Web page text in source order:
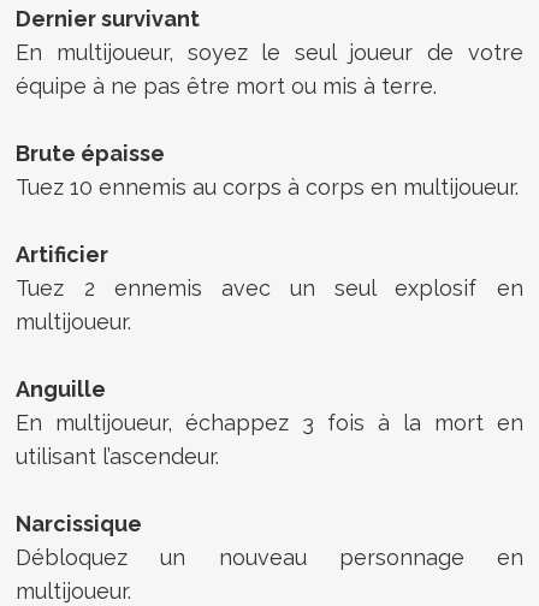
Dernier survivant
En multijoueur, soyez le seul joueur de votre
équipe à ne pas être mort ou mis à terre.
Brute épaisse
Tuez 10 ennemis au corps à corps en multijoueur.
Artificier
Tuez 2 ennemis avec un seul explosif en
multijoueur.
Anguille
En multijoueur, échappez 3 fois à la mort en
utilisant l’ascendeur.
Narcissique
Débloquez un nouveau personnage en
multijoueur.